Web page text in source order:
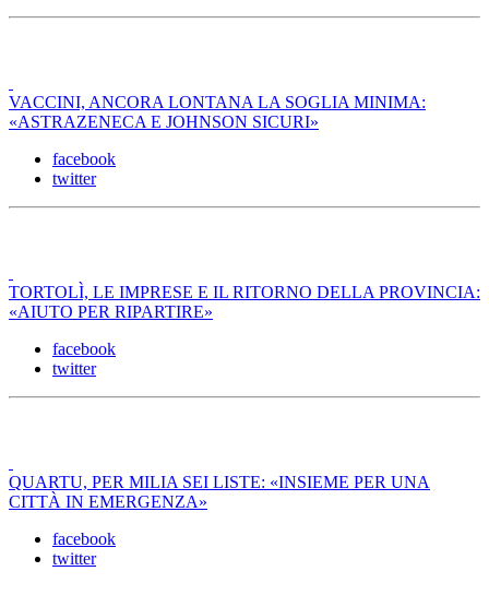
VACCINI, ANCORA LONTANA LA SOGLIA MINIMA:
«ASTRAZENECA E JOHNSON SICURI»
facebook
twitter
TORTOLÌ, LE IMPRESE E IL RITORNO DELLA PROVINCIA:
«AIUTO PER RIPARTIRE»
facebook
twitter
QUARTU, PER MILIA SEI LISTE: «INSIEME PER UNA
CITTÀ IN EMERGENZA»
facebook
twitter